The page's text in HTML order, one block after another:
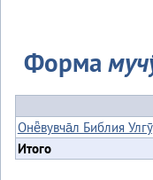
Форма
Онё̄вувча̄л Библия
Итого